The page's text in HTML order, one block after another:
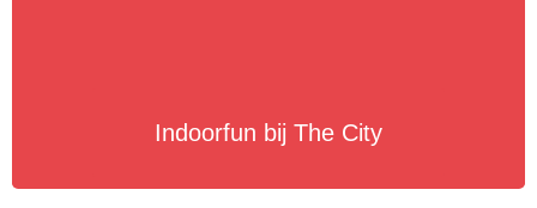
Indoorfun bij The City